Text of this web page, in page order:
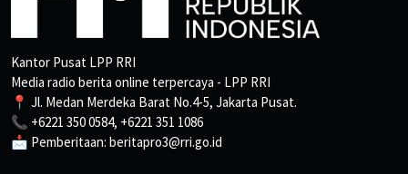
Kantor Pusat LPP RRI
Media radio berita online terpercaya - LPP RRI
📍 Jl. Medan Merdeka Barat No.4-5, Jakarta Pusat.
📞 +6221 350 0584, +6221 351 1086
📩 Pemberitaan: beritapro3@rri.go.id